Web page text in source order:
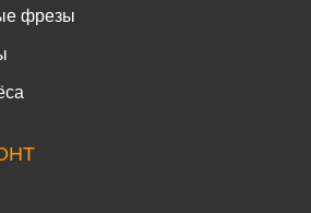
фрезы